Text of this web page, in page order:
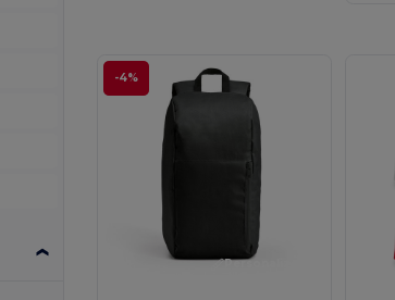
-4%
Personalize-o!